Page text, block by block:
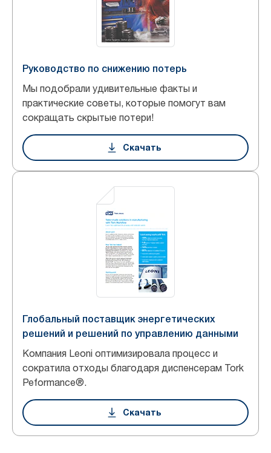
Руководство по снижению потерь
Мы подобрали удивительные факты и
практические советы, которые помогут вам
сокращать скрытые потери!
Скачать
Глобальный поставщик энергетических
решений и решений по управлению данными
Компания Leoni оптимизировала процесс и
сократила отходы благодаря диспенсерам Tork
Peformance®.
Скачать